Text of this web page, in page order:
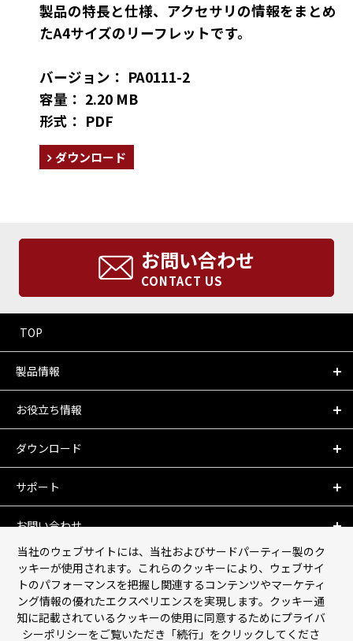
当社のウェブサイトには、当社およびサードパーティー製のク
ッキーが使用されます。これらのクッキーにより、ウェブサイ
トのパフォーマンスを把握し関連するコンテンツやマーケティ
ング情報の優れたエクスペリエンスを実現します。クッキー通
知に記載されているクッキーの使用に同意するためにプライバ
シーポリシーをご覧いただき「続行」をクリックしてくださ
製品の特長と仕様、アクセサリの情報をまとめ
たA4サイズのリーフレットです。
バージョン： PA0111-2
容量： 2.20 MB
形式： PDF
ダウンロード
お問い合わせ
CONTACT US
TOP
製品情報
お役立ち情報
ダウンロード
サポート
お問い合わせ
会社情報
個人情報保護について